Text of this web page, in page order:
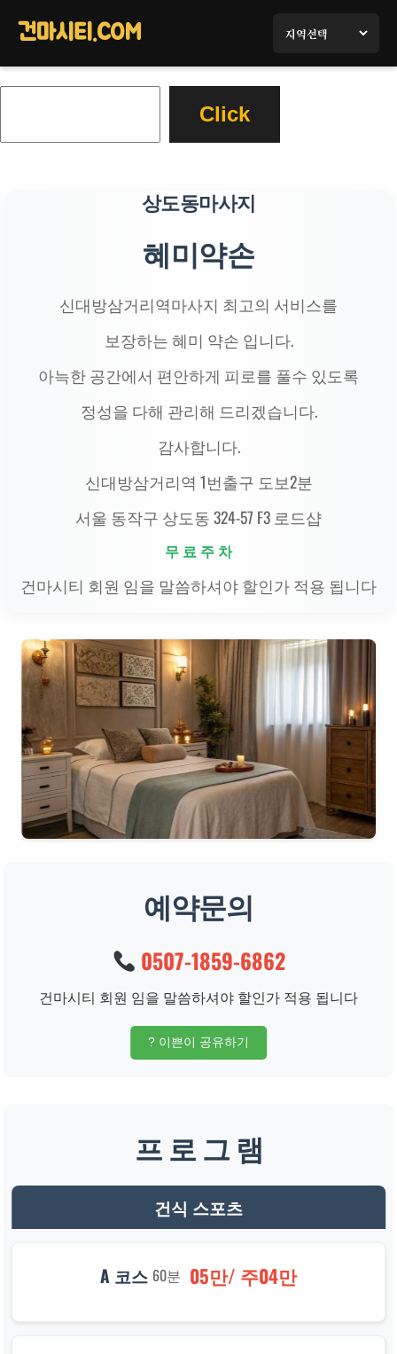
가
건마시티.COM
Click
상도동마사지
혜미약손
신대방삼거리역마사지 최고의 서비스를
보장하는 혜미 약손 입니다.
아늑한 공간에서 편안하게 피로를 풀수 있도록
정성을 다해 관리해 드리겠습니다.
감사합니다.
신대방삼거리역 1번출구 도보2분
서울 동작구 상도동 324-57 F3 로드샵
무 료 주 차
건마시티 회원 임을 말씀하셔야 할인가 적용 됩니다
예약문의
0507-1859-6862
건마시티 회원 임을 말씀하셔야 할인가 적용 됩니다
? 이쁜이 공유하기
프 로 그 램
건식 스포츠
A 코스 60분 05만/ 주04만